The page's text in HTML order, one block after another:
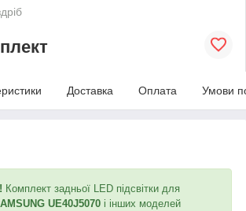
Доставка Оплата Умови
Комплект задньої LED підсвітки для
UE40J5070 і інших моделей